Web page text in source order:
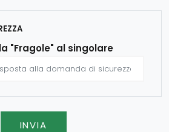
"Fragole" al singolare
INVIA